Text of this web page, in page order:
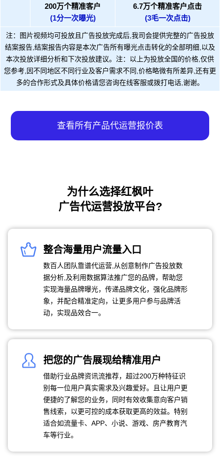
200万个精准客户
(1分一次曝光)
6.7万个精准客户点击
(3毛一次点击)
注：图片视频均可投放且广告投放完成后,我司会提供完整的广告投放
结案报告,结案报告内容是本次广告所有曝光点击转化的全部明细,以及
本次投放详细分析和下次投放建议。注：以上为投放全国的价格,仅供
您参考,因不同地区不同行业及客户需求不同,价格略微有所差异,还有更
多的合作形式及具体价格请您咨询在线客服或拨打电话,谢谢。
查看所有产品代运营报价表
为什么选择红枫叶
广告代运营投放平台?
整合海量用户流量入口
数百人团队靠谱代运营,从创意制作广告投放数
据分析,及利用数据算法推广您的品牌，帮助您
实现海量品牌曝光，传递品牌文化，强化品牌形
象，并配合精准定向，让更多用户参与品牌活
动，实现品效合一。
把您的广告展现给精准用户
借助行业品牌资讯流推荐，超过200万种特征识
别每一位用户真实需求及兴趣爱好。且让用户更
便捷的了解您的业务，同时有效收集意向客户销
售线索，以更可控的成本获取更高的效益。特别
适合如流量卡、APP、小说、游戏、房产教育汽
车等行业。